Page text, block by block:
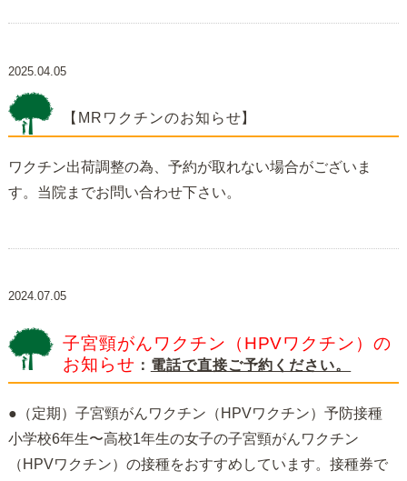
2025.04.05
【MRワクチンのお知らせ】
ワクチン出荷調整の為、予約が取れない場合がございま
す。 当院までお問い合わせ下さい。
2024.07.05
子宮頸がんワクチン（HPVワクチン）の
お知らせ ： 電話で直接ご予約ください。
●（定期）子宮頸がんワクチン（HPVワクチン）予防接種
小学校6年生〜高校1年生の女子の子宮頸がんワクチン
（HPVワクチン）の接種をおすすめしています。接種券で